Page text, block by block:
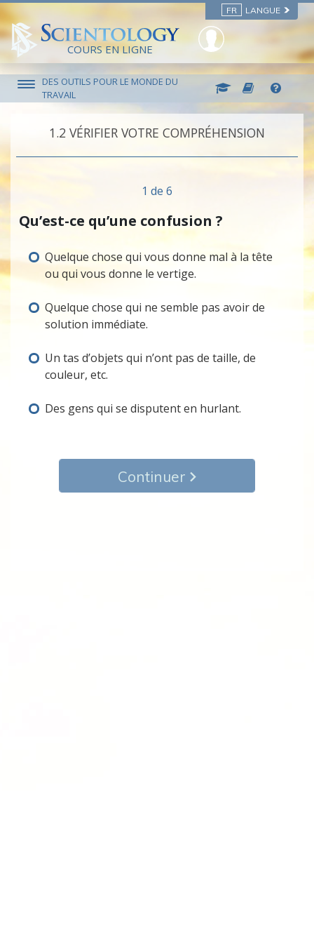
FR LANGUE
COURS EN LIGNE
DES OUTILS POUR LE MONDE DU
TRAVAIL
1.‎2 VÉRIFIER VOTRE COMPRÉHENSION
1 de 6
Qu’est-ce qu’une confusion ?
Quelque chose qui vous donne mal à la tête
ou qui vous donne le vertige.
Quelque chose qui ne semble pas avoir de
solution immédiate.
Un tas d’objets qui n’ont pas de taille, de
couleur, etc.
Des gens qui se disputent en hurlant.
Continuer